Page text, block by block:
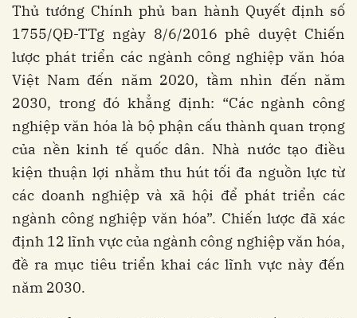
Thủ tướng Chính phủ ban hành Quyết định số
1755/QĐ-TTg ngày 8/6/2016 phê duyệt Chiến
lược phát triển các ngành công nghiệp văn hóa
Việt Nam đến năm 2020, tầm nhìn đến năm
2030, trong đó khẳng định: “Các ngành công
nghiệp văn hóa là bộ phận cấu thành quan trọng
của nền kinh tế quốc dân. Nhà nước tạo điều
kiện thuận lợi nhằm thu hút tối đa nguồn lực từ
các doanh nghiệp và xã hội để phát triển các
ngành công nghiệp văn hóa”. Chiến lược đã xác
định 12 lĩnh vực của ngành công nghiệp văn hóa,
đề ra mục tiêu triển khai các lĩnh vực này đến
năm 2030.